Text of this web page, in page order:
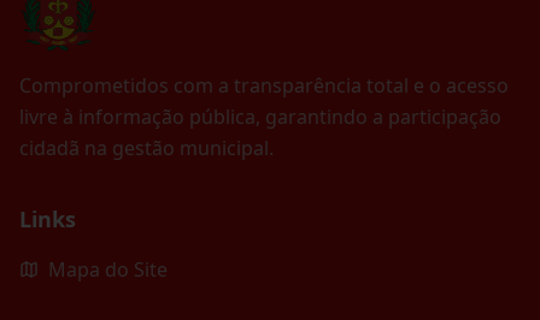
Comprometidos com a transparência total e o acesso
livre à informação pública, garantindo a participação
cidadã na gestão municipal.
Links
Mapa do Site